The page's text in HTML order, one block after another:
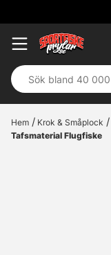
Hem Krok & Småplock
Tafsmaterial Flugfiske